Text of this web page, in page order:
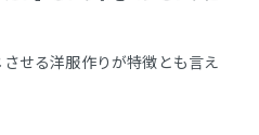
せる洋服作りが特徴とも言え